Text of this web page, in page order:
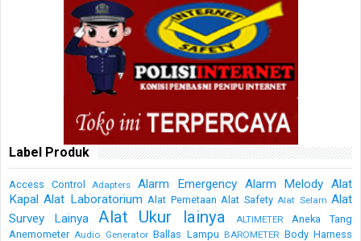
Label Produk
Access Control Adapters Alarm Emergency Alarm Melody Alat
Kapal Alat Laboratorium Alat Pemetaan Alat Safety Alat Selam Alat
Survey Lainya
Alat Ukur lainya ALTIMETER
Aneka Tang
Anemometer Audio Generator Ballas Lampu BAROMETER Body Harness